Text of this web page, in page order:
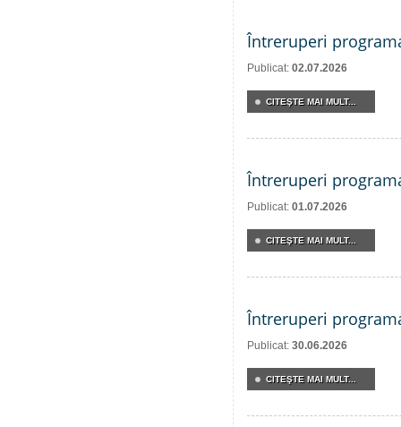
Întreruperi
Publicat: 02.07.2026
CITEŞTE MAI MULT...
Întreruperi
Publicat: 01.07.2026
CITEŞTE MAI MULT...
Întreruperi
Publicat: 30.06.2026
CITEŞTE MAI MULT...